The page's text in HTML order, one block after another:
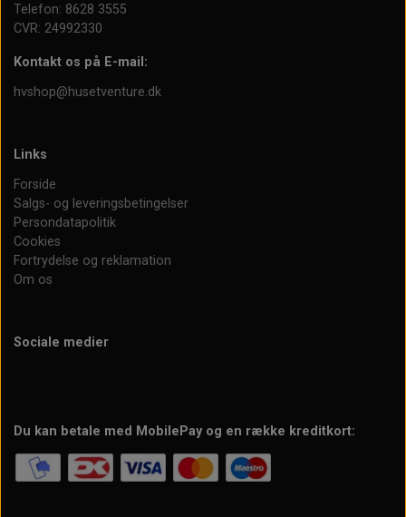
Telefon: 8628 3555
CVR: 24992330
Kontakt os på E-mail:
hvshop@husetventure.dk
Links
Forside
Salgs- og leveringsbetingelser
Persondatapolitik
Cookies
Fortrydelse og reklamation
Om os
Sociale medier
Du kan betale med MobilePay og en række kreditkort: